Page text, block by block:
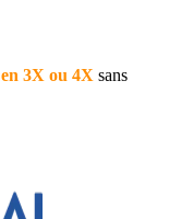
3X ou 4X sans